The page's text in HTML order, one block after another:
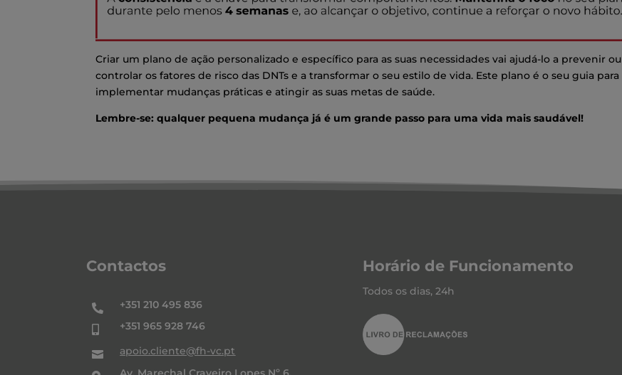
Criar um plano de ação personalizado e específico para as suas necessidades vai ajudá-lo a prevenir ou
controlar os fatores de risco das DNTs e a transformar o seu estilo de vida. Este plano é o seu guia para
implementar mudanças práticas e atingir as suas metas de saúde.
Lembre-se: qualquer pequena mudança já é um grande passo para uma vida mais saudável!
Contactos
 +351 210 495 836
+351 965 928 746
 apoio.cliente@fh-vc.pt
Horário de Funcionamento
Todos os dias, 24h